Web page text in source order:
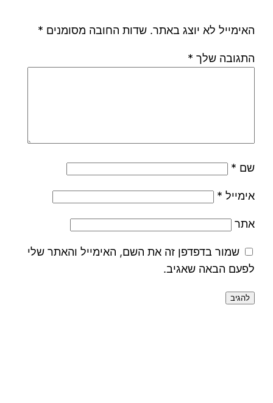
האימייל לא יוצג באתר. שדות החובה מסומנים *
התגובה שלך *
שם *
אימייל *
אתר
שמור בדפדפן זה את השם, האימייל והאתר שלי
לפעם הבאה שאגיב.